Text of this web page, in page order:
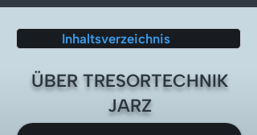
Inhaltsverzeichnis
ÜBER TRESORTECHNIK
JARZ